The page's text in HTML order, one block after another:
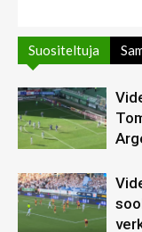
Suositeltuja